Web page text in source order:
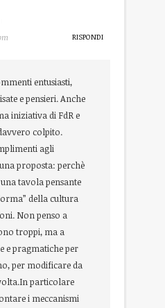
entusiasti,
e pensieri. Anche
iniziativa di FdR e
colpito.
agli
proposta: perchè
tavola pensante
della cultura
Non penso a
troppi, ma a
e pragmatiche per
per modificare da
particolare
i meccanismi
RISPONDI